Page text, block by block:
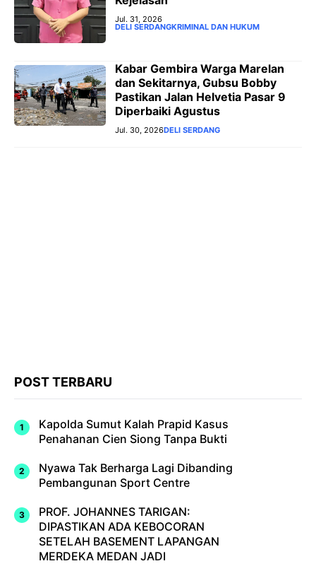
Jul. 31, 2026
DELI SERDANGKRIMINAL DAN HUKUM
Kabar Gembira Warga Marelan
dan Sekitarnya, Gubsu Bobby
Pastikan Jalan Helvetia Pasar 9
Diperbaiki Agustus
Jul. 30, 2026DELI SERDANG
POST TERBARU
Kapolda Sumut Kalah Prapid Kasus
Penahanan Cien Siong Tanpa Bukti
Nyawa Tak Berharga Lagi Dibanding
Pembangunan Sport Centre
PROF. JOHANNES TARIGAN:
DIPASTIKAN ADA KEBOCORAN
SETELAH BASEMENT LAPANGAN
MERDEKA MEDAN JADI